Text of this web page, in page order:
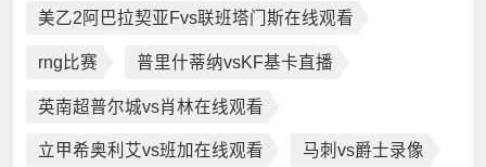
美乙2阿巴拉契亚Fvs联班塔门斯在线观看
rng比赛 普里什蒂纳vsKF基卡直播
英南超普尔城vs肖林在线观看
立甲希奥利艾vs班加在线观看 马刺vs爵士录像